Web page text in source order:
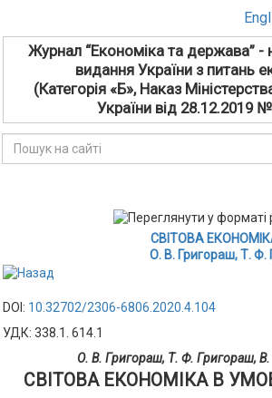
Журнал “Економіка та держава” -
видання України з питань
(Категорія «Б», Наказ
України від 28.12.2019
СВІТОВА
О. В. Григораш, Т. Ф.
DOI: 10.32702/2306-6806.2020.4.104
УДК: 338.1. 614.1
О. В. Григораш, Т. Ф. Григораш,
СВІТОВА ЕКОНОМІКА В